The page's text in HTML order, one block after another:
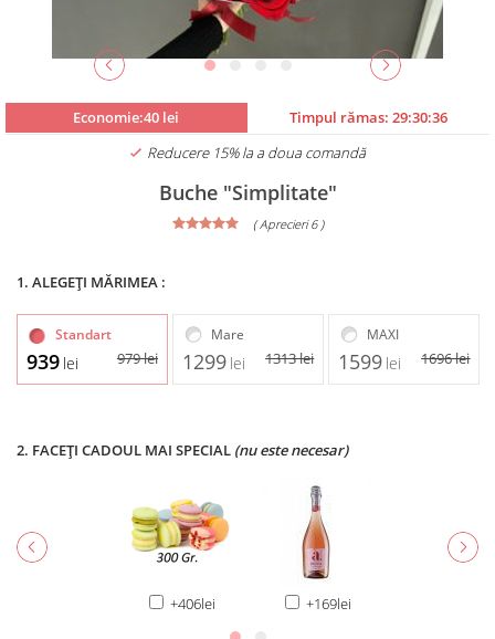
Economie:40 lei Timpul rămas: 29:30:35
Reducere 15% la a doua comandă
Buche "Simplitate"
( Aprecieri 6 )
1. ALEGEȚI MĂRIMEA :
Standart
939 lei 979lei
Mare
1299 lei 1313lei
MAXI
1599 lei 1696lei
2. FACEȚI CADOUL MAI SPECIAL (nu este necesar)
+406lei +169lei